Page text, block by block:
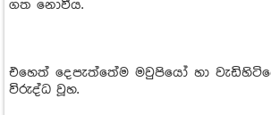
ගත නොවීය.
එහෙත් දෙපැත්තේම මවුපියෝ හා
විරුද්ධ වූහ.